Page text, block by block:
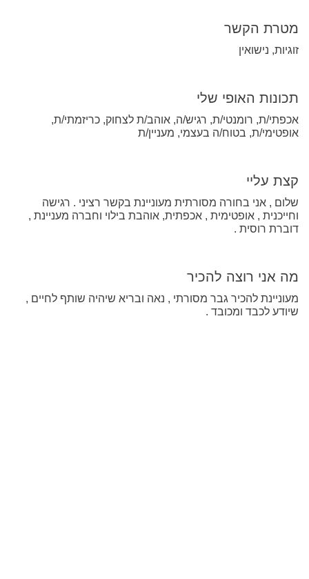
מטרת הקשר
זוגיות, נישואין
תכונות האופי שלי
אכפתי/ת, רומנטי/ת, רגיש/ה, אוהב/ת לצחוק, כריזמתי/ת,
אופטימי/ת, בטוח/ה בעצמי, מעניין/ת
קצת עליי
שלום , אני בחורה מסורתית מעוניינת בקשר רציני . רגישה
וחייכנית , אופטימית , אכפתית, אוהבת בילוי וחברה מעניינת ,
דוברת רוסית .
מה אני רוצה להכיר
מעוניינת להכיר גבר מסורתי , נאה ובריא שיהיה שותף לחיים ,
שיודע לכבד ומכובד .